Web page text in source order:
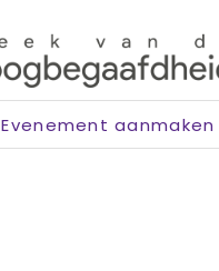
Evenement aanmaken